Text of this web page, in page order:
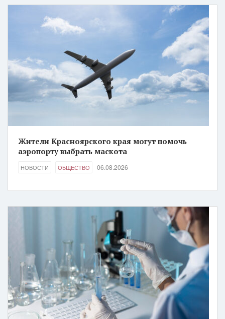
Жители Красноярского края могут помочь
аэропорту выбрать маскота
НОВОСТИ ОБЩЕСТВО 06.08.2026